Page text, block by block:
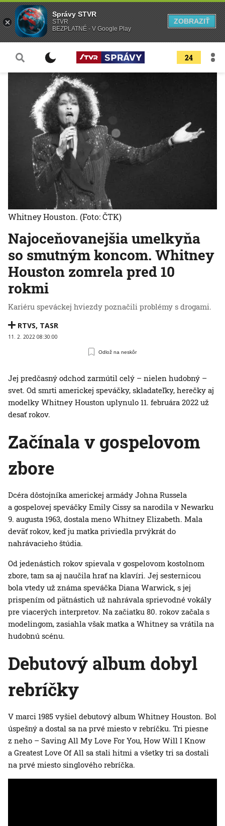
24
Najoceňovanejšia umelkyňa
so smutným koncom. Whitney
Houston zomrela pred 10
rokmi
Kariéru speváckej hviezdy poznačili problémy s drogami.
RTVS, TASR
11. 2. 2022 08:30:00
Odlož na neskôr
Whitney Houston. (Foto: ČTK)
Jej predčasný odchod zarmútil celý – nielen hudobný –
svet. Od smrti americkej speváčky, skladateľky, herečky aj
modelky Whitney Houston uplynulo 11. februára 2022 už
desať rokov.
Začínala v gospelovom
zbore
Dcéra dôstojníka americkej armády Johna Russela
a gospelovej speváčky Emily Cissy sa narodila v Newarku
9. augusta 1963, dostala meno Whitney Elizabeth. Mala
deväť rokov, keď ju matka priviedla prvýkrát do
nahrávacieho štúdia.
Od jedenástich rokov spievala v gospelovom kostolnom
zbore, tam sa aj naučila hrať na klavíri. Jej sesternicou
bola vtedy už známa speváčka Diana Warwick, s jej
prispením od pätnástich už nahrávala sprievodné vokály
pre viacerých interpretov. Na začiatku 80. rokov začala s
modelingom, zasiahla však matka a Whitney sa vrátila na
hudobnú scénu.
Debutový album dobyl
rebríčky
V marci 1985 vyšiel debutový album Whitney Houston. Bol
úspešný a dostal sa na prvé miesto v rebríčku. Tri piesne
z neho – Saving All My Love For You, How Will I Know
a Greatest Love Of All sa stali hitmi a všetky tri sa dostali
na prvé miesto singlového rebríčka.
Správy STVR
STVR
BEZPLATNÉ - V Google Play
ZOBRAZIŤ